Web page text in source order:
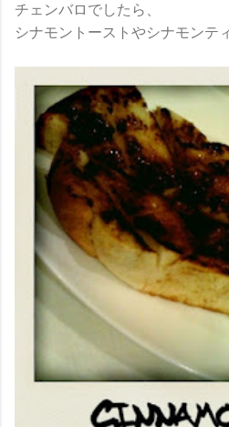
チェンバロでしたら、
シナモントーストやシナモンテ